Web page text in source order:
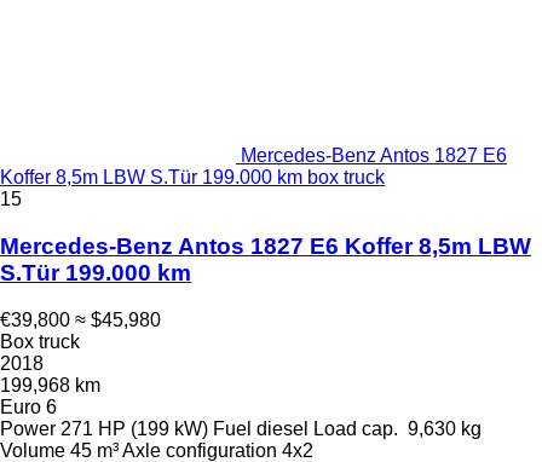
Mercedes-Benz Antos 1827 E6
Koffer 8,5m LBW S.Tür 199.000 km box truck
15
Mercedes-Benz Antos 1827 E6 Koffer 8,5m LBW
S.Tür 199.000 km
€39,800 ≈ $45,980
Box truck
2018
199,968 km
Euro 6
Power 271 HP (199 kW) Fuel diesel Load cap. 9,630 kg
Volume 45 m³Axle configuration 4x2